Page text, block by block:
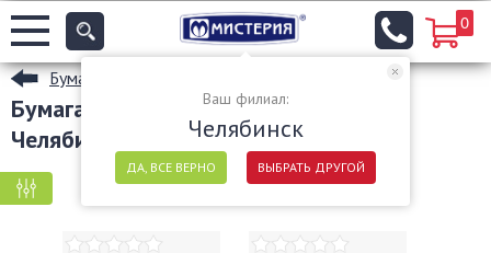
Ваш филиал:
Челябинск
ДА, ВСЕ ВЕРНО ВЫБРАТЬ ДРУГОЙ
0
Бумажная упаковка для выпечки
Бумага для выпечки цвет белый в
Челябинске